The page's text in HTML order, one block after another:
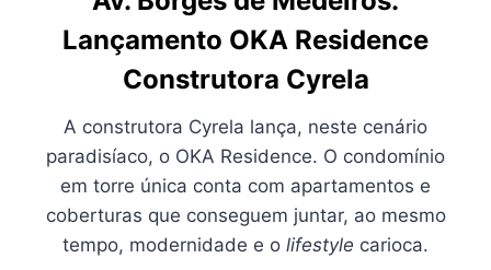
Lançamento OKA Residence
Construtora Cyrela
A construtora Cyrela lança, neste cenário
paradisíaco, o OKA Residence. O condomínio
em torre única conta com apartamentos e
coberturas que conseguem juntar, ao mesmo
tempo, modernidade e o lifestyle carioca.